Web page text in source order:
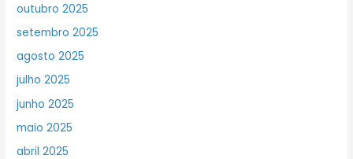
outubro 2025
setembro 2025
agosto 2025
julho 2025
junho 2025
maio 2025
abril 2025